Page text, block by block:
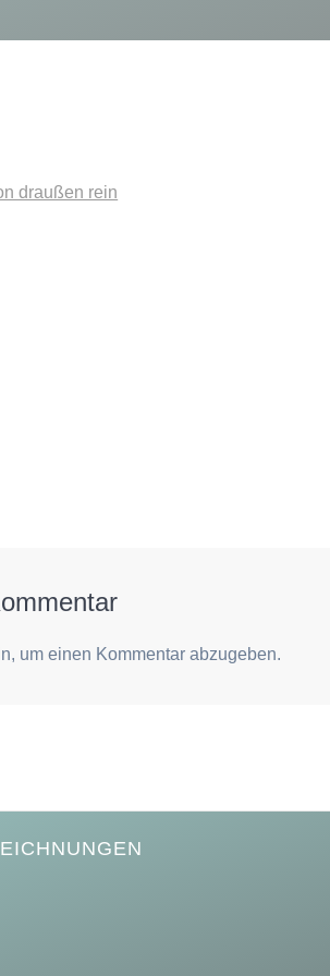
um einen Kommentar abzugeben.